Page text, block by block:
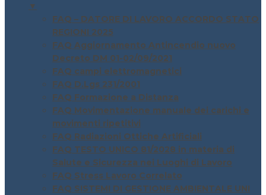
▼
FAQ – DATORE DI LAVORO ACCORDO STATO
REGIONI 2025
FAQ Aggiornamento Antincendio nuovo
Decreto DM 01-02/09/2021
FAQ campi elettromagnetici
FAQ D.Lgs 231/2001
FAQ Formazione a Distanza
FAQ Movimentazione manuale dei carichi e
movimenti ripetitivi
FAQ Radiazioni Ottiche Artificiali
FAQ TESTO UNICO 81/2028 in materia di
Salute e Sicurezza nei Luoghi di Lavoro
FAQ Stress Lavoro Correlato
FAQ SISTEMI DI GESTIONE AMBIENTALE UNI